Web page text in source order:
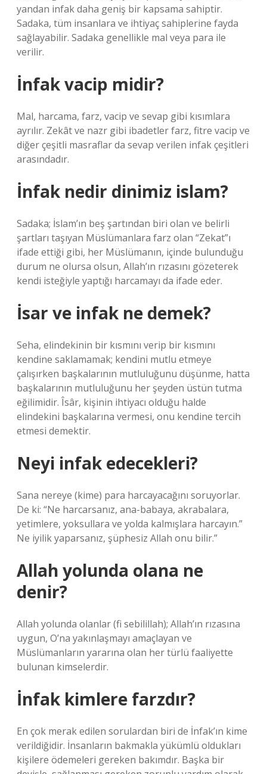
yandan infak daha geniş bir kapsama sahiptir.
Sadaka, tüm insanlara ve ihtiyaç sahiplerine fayda
sağlayabilir. Sadaka genellikle mal veya para ile
verilir.
İnfak vacip midir?
Mal, harcama, farz, vacip ve sevap gibi kısımlara
ayrılır. Zekât ve nazr gibi ibadetler farz, fitre vacip ve
diğer çeşitli masraflar da sevap verilen infak çeşitleri
arasındadır.
İnfak nedir dinimiz islam?
Sadaka; İslam’ın beş şartından biri olan ve belirli
şartları taşıyan Müslümanlara farz olan “Zekat”ı
ifade ettiği gibi, her Müslümanın, içinde bulunduğu
durum ne olursa olsun, Allah’ın rızasını gözeterek
kendi isteğiyle yaptığı harcamayı da ifade eder.
İsar ve infak ne demek?
Seha, elindekinin bir kısmını verip bir kısmını
kendine saklamamak; kendini mutlu etmeye
çalışırken başkalarının mutluluğunu düşünme, hatta
başkalarının mutluluğunu her şeyden üstün tutma
eğilimidir. Îsâr, kişinin ihtiyacı olduğu halde
elindekini başkalarına vermesi, onu kendine tercih
etmesi demektir.
Neyi infak edecekleri?
Sana nereye (kime) para harcayacağını soruyorlar.
De ki: “Ne harcarsanız, ana-babaya, akrabalara,
yetimlere, yoksullara ve yolda kalmışlara harcayın.”
Ne iyilik yaparsanız, şüphesiz Allah onu bilir.”
Allah yolunda olana ne
denir?
Allah yolunda olanlar (fi sebilillah); Allah’ın rızasına
uygun, O’na yakınlaşmayı amaçlayan ve
Müslümanların yararına olan her türlü faaliyette
bulunan kimselerdir.
İnfak kimlere farzdır?
En çok merak edilen sorulardan biri de İnfak’ın kime
verildiğidir. İnsanların bakmakla yükümlü oldukları
kişilere ödemeleri gereken bakımdır. Başka bir